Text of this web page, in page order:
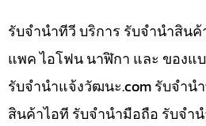
รับจำนำทีวี บริการ รับจำนำสิน
แพค ไอโฟน นาฬิกา และ ของแ
รับจํานําแจ้งวัฒนะ.com รับจำน
สินค้าไอที รับจำนำมือถือ รับจำ